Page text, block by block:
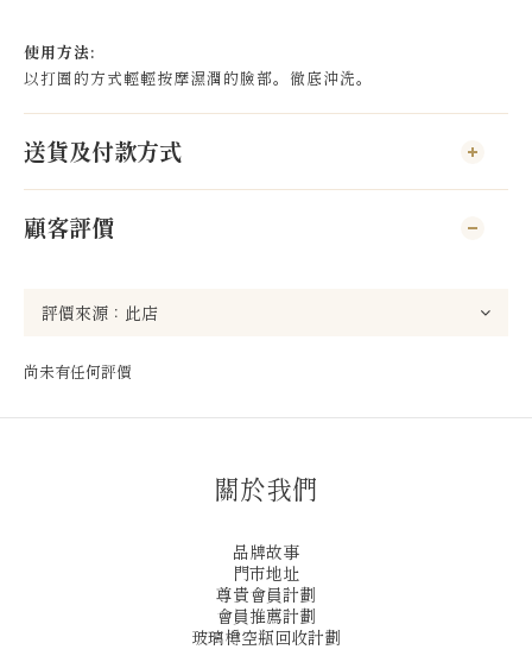
使用方法:
以打圈的方式輕輕按摩濕潤的臉部。徹底沖洗。
送貨及付款方式
顧客評價
尚未有任何評價
關於我們
品牌故事
門市地址
尊貴會員計劃
會員推薦計劃
玻璃樽空瓶回收計劃